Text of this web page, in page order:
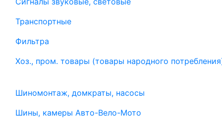
Транспортные
Фильтра
Хоз., пром. товары (товары народного
Шиномонтаж, домкраты, насосы
Шины, камеры Авто-Вело-Мото